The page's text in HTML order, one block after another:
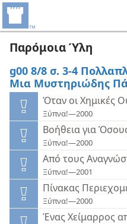
Παρόμοια Ύλη
g00 8/8 σ. 3-4
Μια Μυστηριώδης
Όταν οι Χημικές
Ξύπνα!—2000
Βοήθεια για
Ξύπνα!—2000
Από τους
Ξύπνα!—2001
Πίνακας
Ξύπνα!—2000
Ένας Χείμαρρος